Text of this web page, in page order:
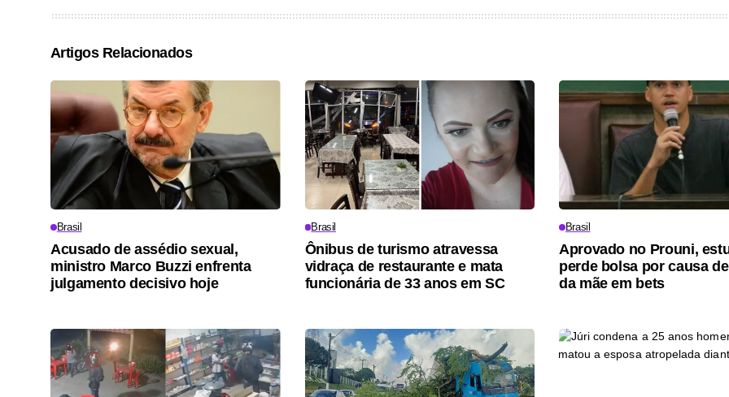
Artigos Relacionados
Brasil
Acusado de assédio sexual,
ministro Marco Buzzi enfrenta
julgamento decisivo hoje
Brasil
Ônibus de turismo atravessa
vidraça de restaurante e mata
funcionária de 33 anos em SC
Brasil
Aprovado no Prouni,
perde bolsa por causa
da mãe em bets